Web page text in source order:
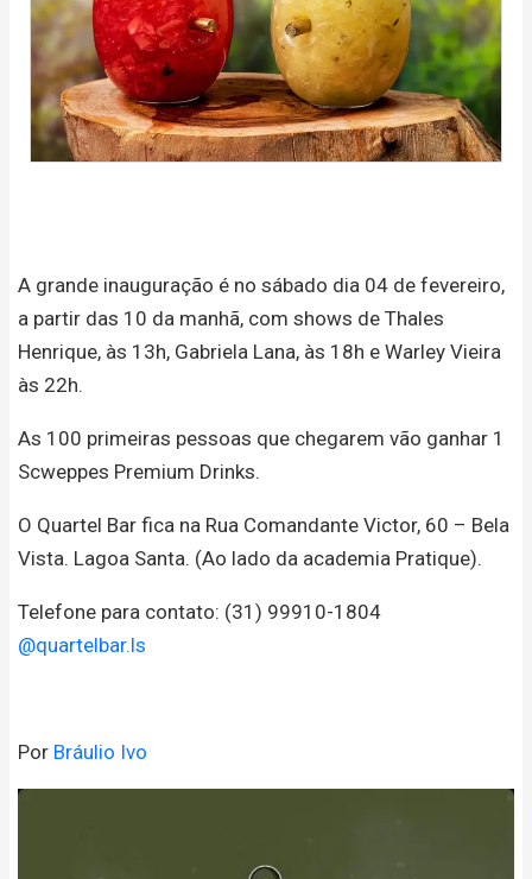
A grande inauguração é no sábado dia 04 de fevereiro,
a partir das 10 da manhã, com shows de Thales
Henrique, às 13h, Gabriela Lana, às 18h e Warley Vieira
às 22h.
As 100 primeiras pessoas que chegarem vão ganhar 1
Scweppes Premium Drinks.
O Quartel Bar fica na Rua Comandante Victor, 60 – Bela
Vista. Lagoa Santa. (Ao lado da academia Pratique).
Telefone para contato: (31) 99910-1804
@quartelbar.ls
Por Bráulio Ivo